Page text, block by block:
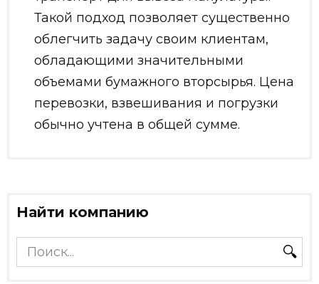
Такой подход позволяет существенно
облегчить задачу своим клиентам,
обладающими значительными
объемами бумажного вторсырья. Цена
перевозки, взвешивания и погрузки
обычно учтена в общей сумме.
Найти компанию
Search
for: